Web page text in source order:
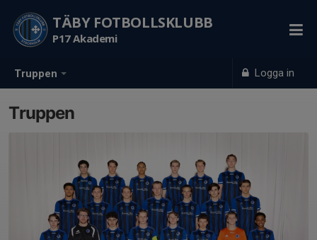
Truppen Logga in
TÄBY FOTBOLLSKLUBB
P17 Akademi
Truppen